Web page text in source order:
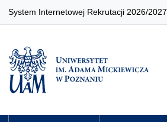
System Internetowej Rekrutacji 2026/2027